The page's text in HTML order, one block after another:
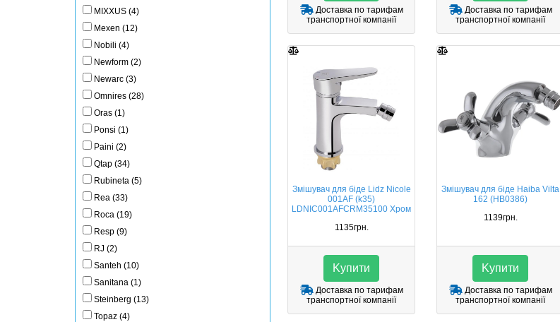
MIXXUS (4)
Mexen (12)
Nobili (4)
Newform (2)
Newarc (3)
Omnires (28)
Oras (1)
Ponsi (1)
Paini (2)
Qtap (34)
Rubineta (5)
Rea (33)
Roca (19)
Resp (9)
RJ (2)
Santeh (10)
Sanitana (1)
Steinberg (13)
Topaz (4)
Доставка по тарифам
транспортної компанії
Доставка по тарифам
транспортної компанії
Змішувач для біде Lidz Nicole
001AF (k35)
LDNIC001AFCRM35100 Хром
1135грн.
Kупити
Доставка по тарифам
транспортної компанії
Змішувач для біде Haiba Vilta
162 (HB0386)
1139грн.
Kупити
Доставка по тарифам
транспортної компанії